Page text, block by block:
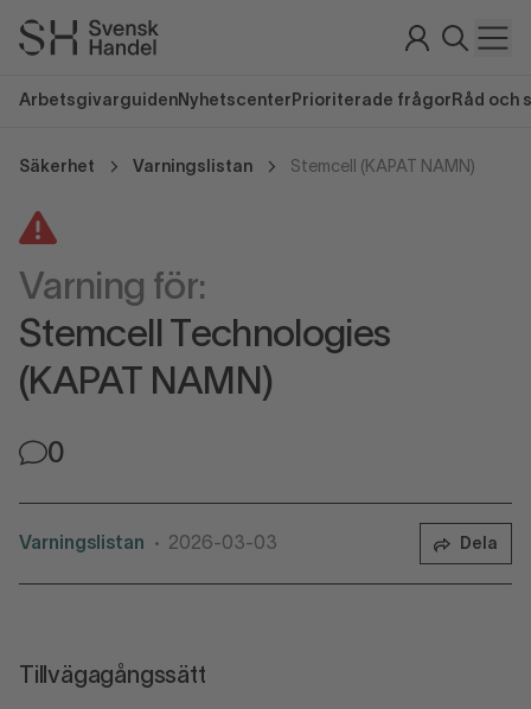
Arbetsgivarguiden Nyhetscenter Prioriterade frågor Råd och
Säkerhet Varningslistan Stemcell (KAPAT NAMN)
Varning för:
Stemcell Technologies
(KAPAT NAMN)
0
Varningslistan • 2026-03-03 Dela
Tillvägagångssätt